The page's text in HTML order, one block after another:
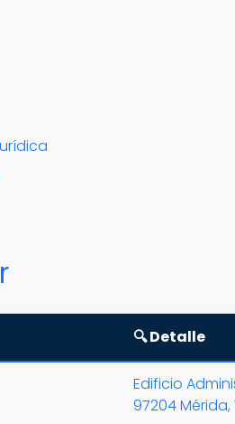
🔍 Detalle
Edificio
97204 Mérida,